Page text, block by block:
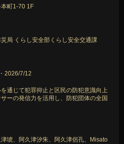
町1-70 1F
局 くらし安全部くらし安全交通課
2026/7/12
通じて犯罪抑止と区民の防犯意識向上
ーの発信力を活用し、防犯団体の全国
琥、阿久津汐朱、阿久津侶孔、Misato